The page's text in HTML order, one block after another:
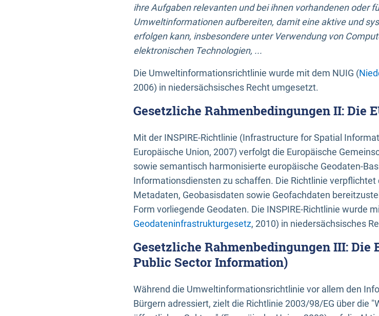
ihre Aufgaben relevanten und bei ihnen vorhandenen oder
Umweltinformationen aufbereiten, damit eine aktive und
erfolgen kann, insbesondere unter Verwendung von
elektronischen Technologien, ...
Die Umweltinformationsrichtlinie wurde mit dem NUIG (
2006) in niedersächsisches Recht umgesetzt.
Gesetzliche Rahmenbedingungen II: Die
Mit der INSPIRE-Richtlinie (Infrastructure for Spatial
Europäische Union, 2007) verfolgt die Europäische
sowie semantisch harmonisierte europäische Geodaten-
Informationsdiensten zu schaffen. Die Richtlinie
Metadaten, Geobasisdaten sowie Geofachdaten
Form vorliegende Geodaten. Die INSPIRE-Richtlinie wurde
Geodateninfrastrukturgesetz, 2010) in niedersächsisches
Gesetzliche Rahmenbedingungen III: Die
Public Sector Information)
Während die Umweltinformationsrichtlinie vor allem den
Bürgern adressiert, zielt die Richtlinie 2003/98/EG über die